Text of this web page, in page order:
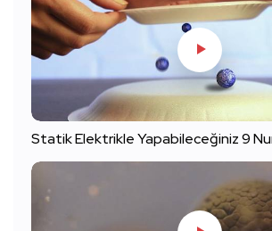
Statik Elektrikle Yapabileceğiniz 9